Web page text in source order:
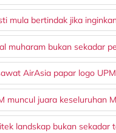
mula bertindak jika
muharam bukan sekadar
AirAsia papar logo UPM
muncul juara keseluruhan
landskap bukan sekadar